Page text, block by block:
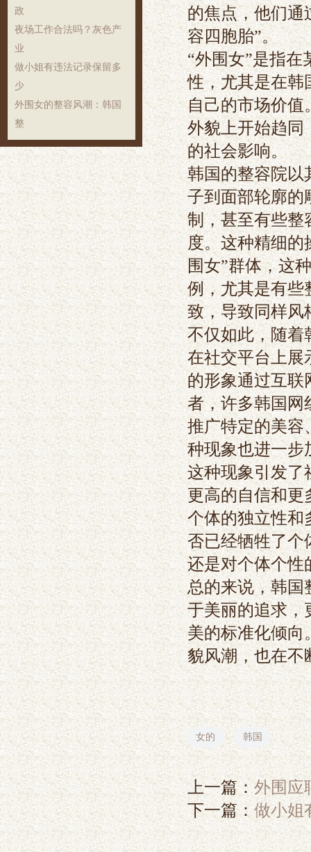
政
夜场工作合法吗？灰色产
业
做小姐有违法记录保留多
少
外围女的整容风潮：韩国
整
的焦点，他们通
容四胞胎”。
“外围女”是指
性，尤其是在韩
自己的市场价值
外貌上开始趋同
的社会影响。
韩国的整容院以
子到面部轮廓的
制，甚至有些整
度。这种精细
围女”群体，这
例，尤其是有些
致，导致同样风
不仅如此，随着
在社交平台上展
的形象通过互联
者，许多韩国网
推广特定的美容
种现象也进一步
这种现象引发了
更高的自信和更
个体的独立性和
否已经牺牲了个
还是对个体个性
总的来说，韩国
于美丽的追求，
美的标准化倾向
貌风潮，也在不
女的 韩国
上一篇：外围应
下一篇： 做小姐